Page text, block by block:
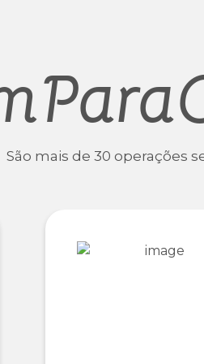
São mais de 30 operações